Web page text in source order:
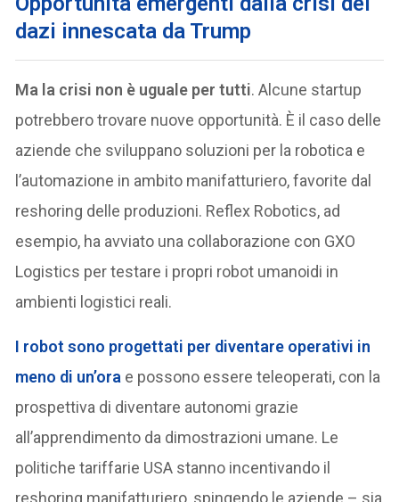
dazi innescata da Trump
Ma la crisi non è uguale per tutti. Alcune startup
potrebbero trovare nuove opportunità. È il caso delle
aziende che sviluppano soluzioni per la robotica e
l’automazione in ambito manifatturiero, favorite dal
reshoring delle produzioni. Reflex Robotics, ad
esempio, ha avviato una collaborazione con GXO
Logistics per testare i propri robot umanoidi in
ambienti logistici reali.
I robot sono progettati per diventare operativi in
meno di un’ora e possono essere teleoperati, con la
prospettiva di diventare autonomi grazie
all’apprendimento da dimostrazioni umane. Le
politiche tariffarie USA stanno incentivando il
reshoring manifatturiero, spingendo le aziende – sia